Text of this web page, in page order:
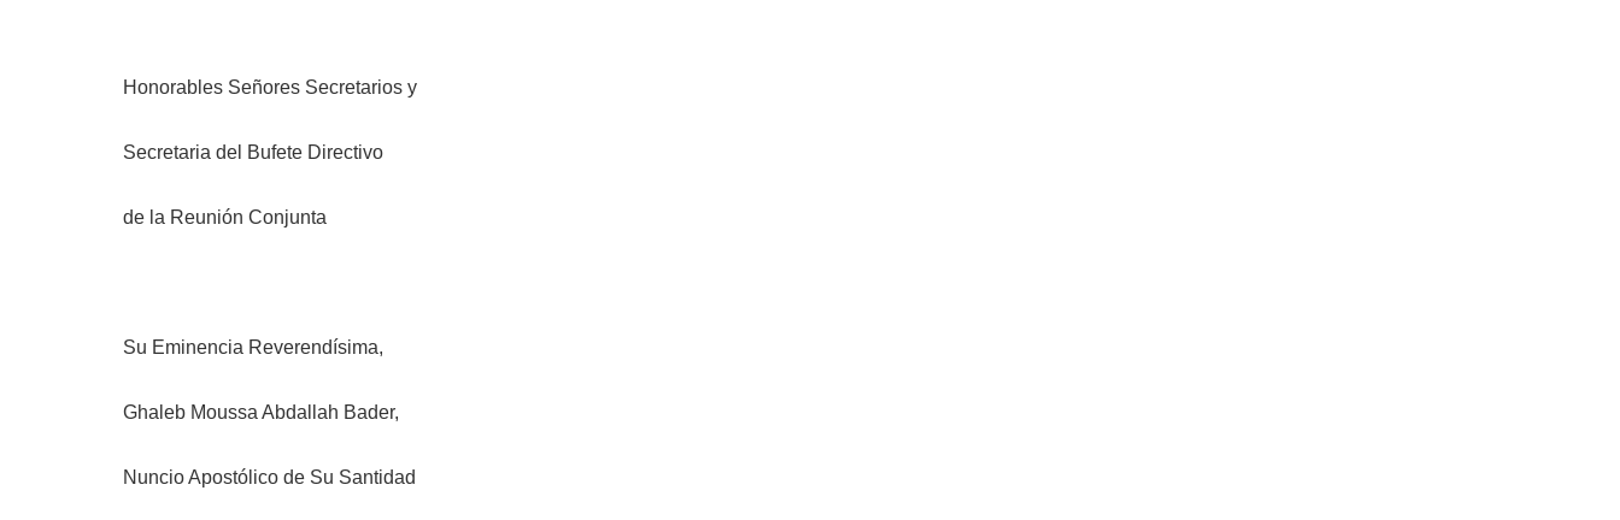
Honorables Señores Secretarios y
Secretaria del Bufete Directivo
de la Reunión Conjunta
Su Eminencia Reverendísima,
Ghaleb Moussa Abdallah Bader,
Nuncio Apostólico de Su Santidad